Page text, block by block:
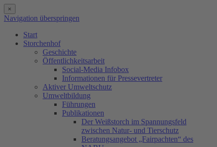
×
Navigation überspringen
Start
Storchenhof
Geschichte
Öffentlichkeitsarbeit
Social-Media Infobox
Informationen für Pressevertreter
Aktiver Umweltschutz
Umweltbildung
Führungen
Publikationen
Der Weißstorch im Spannungsfeld
zwischen Natur- und Tierschutz
Beratungsangebot „Fairpachten“ des